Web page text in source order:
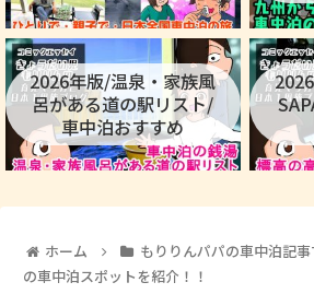
2026年版/温泉・家族風
呂がある道の駅リスト/
車中泊おすすめ
ホーム もりりんパパの車中泊記
の車中泊スポットを紹介！！